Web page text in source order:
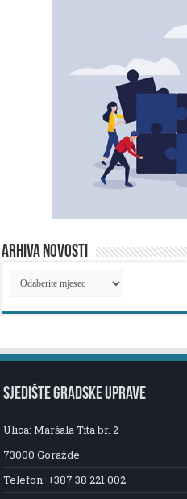
ARHIVA NOVOSTI
ARHIVA
NOVOSTI
SJEDIŠTE GRADSKE UPRAVE
Ulica: Maršala Tita br. 2
73000 Goražde
Telefon: +387 38 221 002